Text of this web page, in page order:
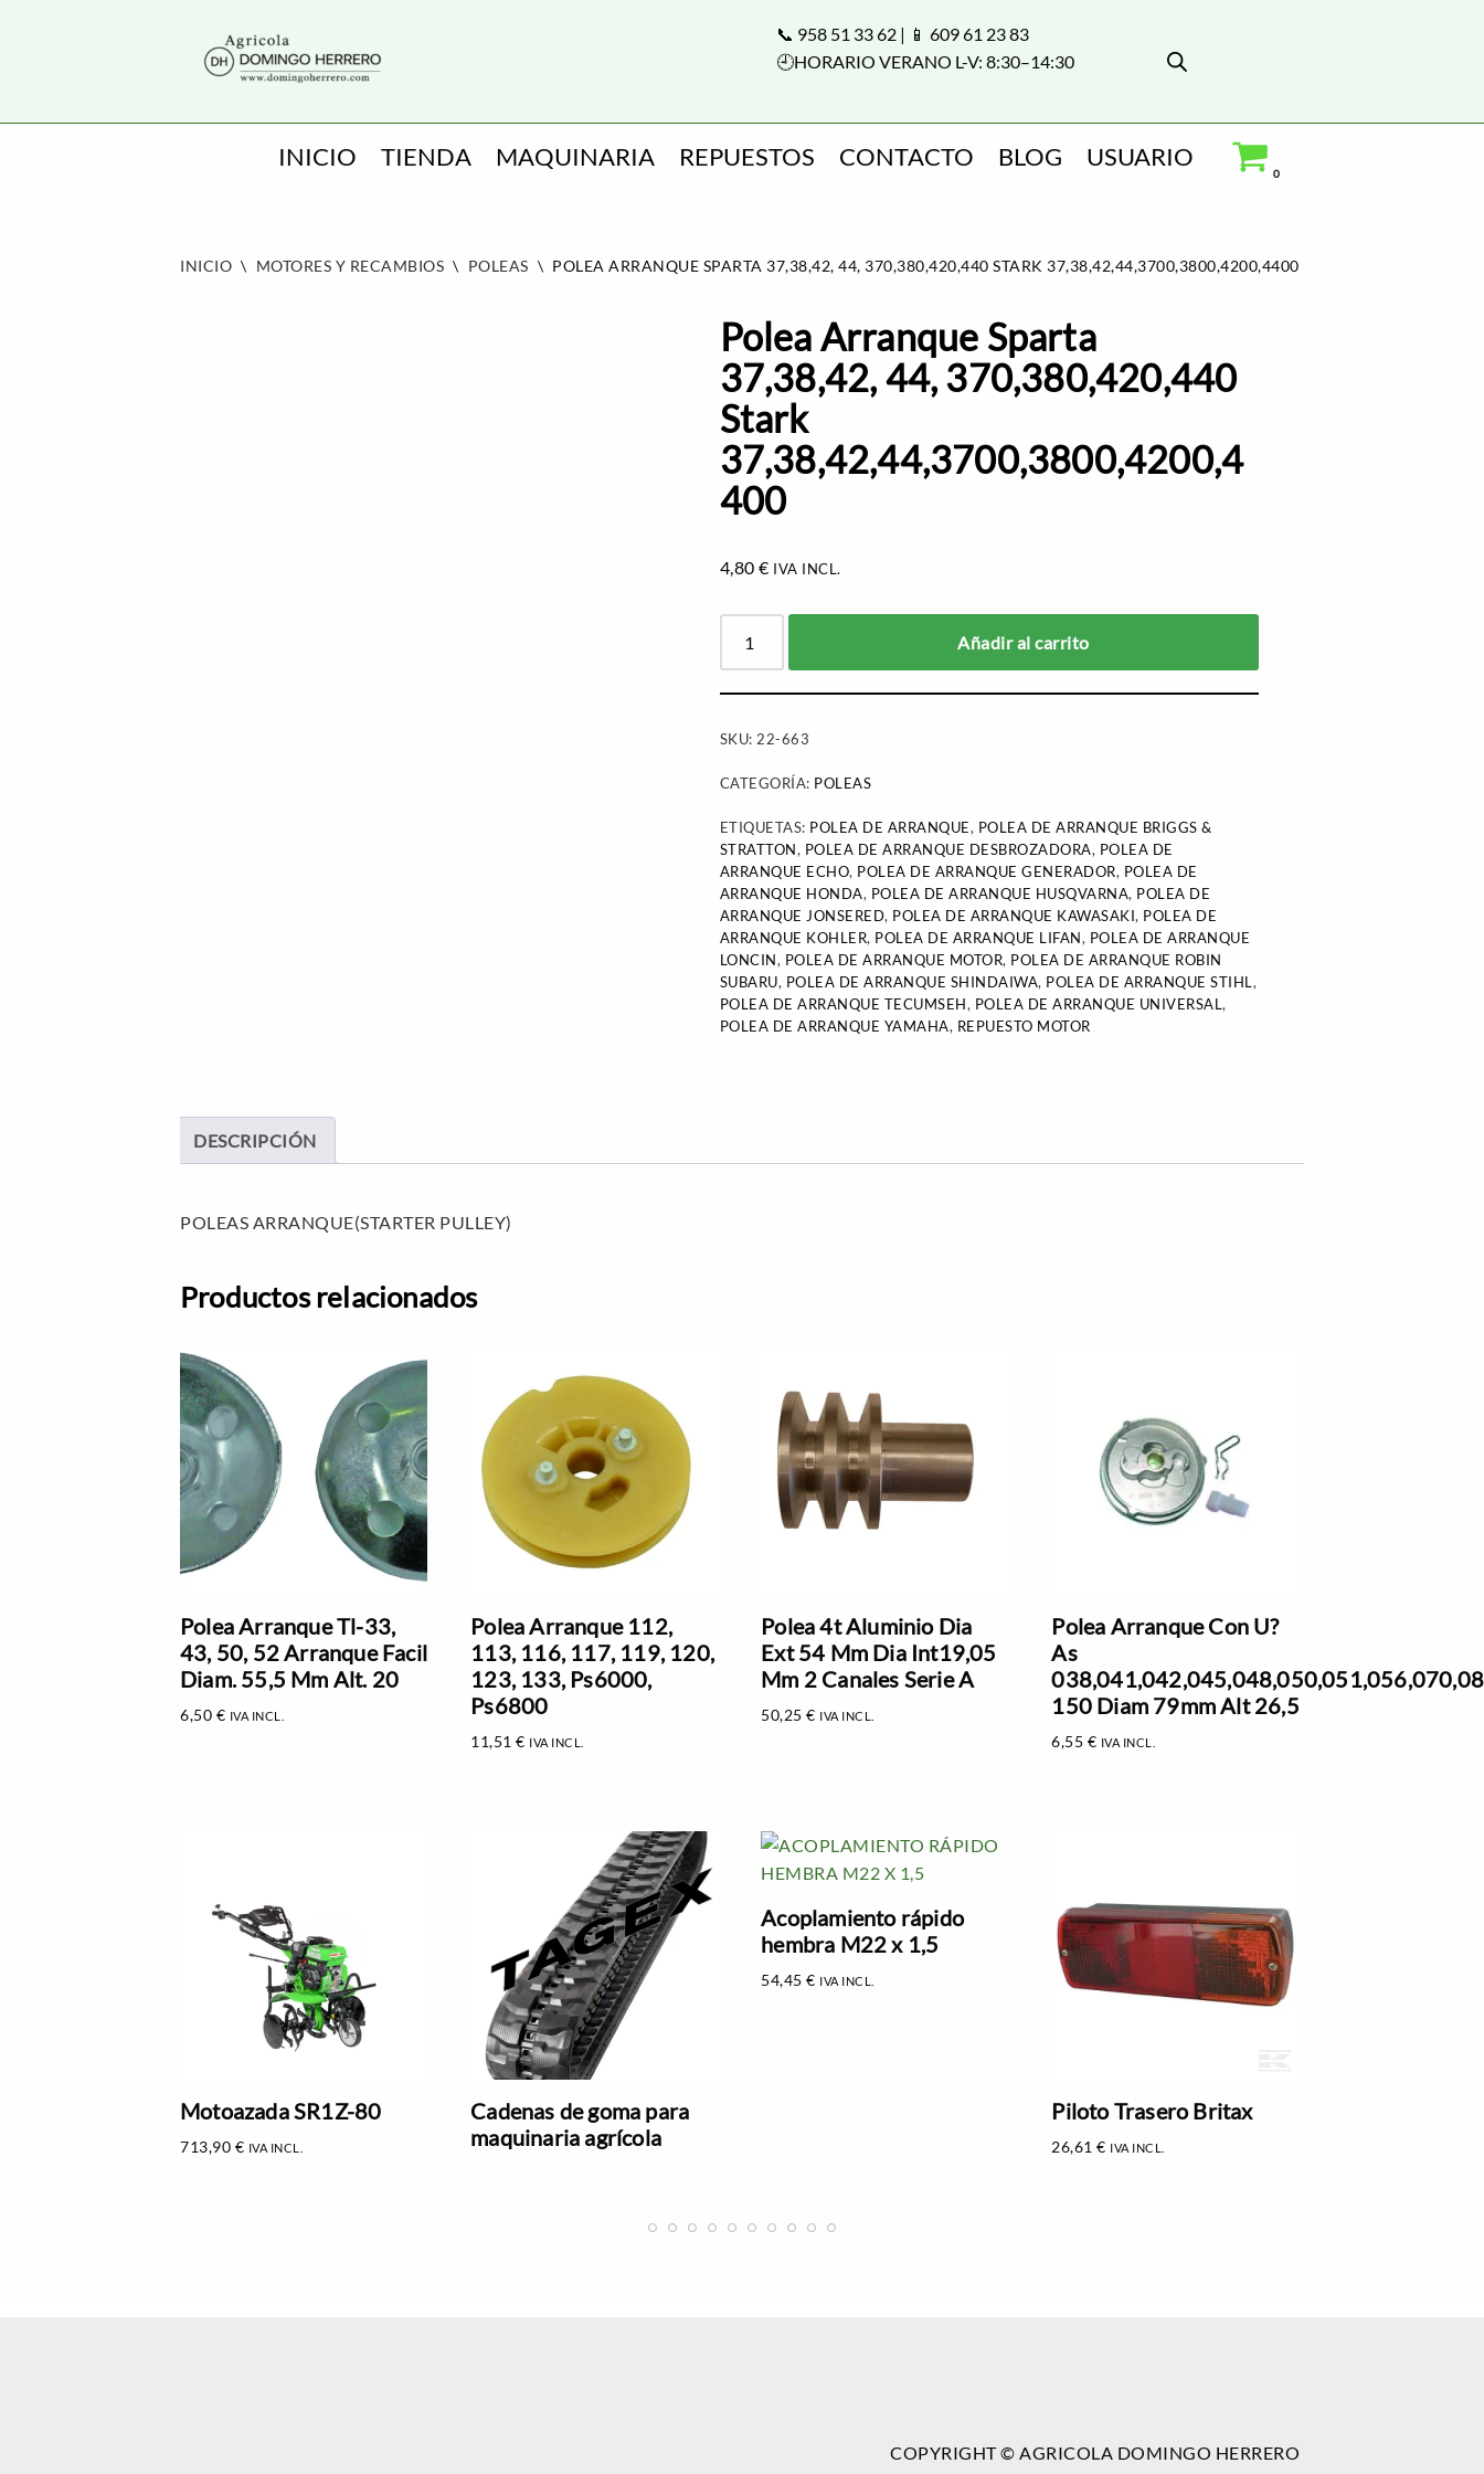
📞 958 51 33 62 | 📱 609 61 23 83
🕘HORARIO VERANO L-V: 8:30–14:30
INICIO TIENDA MAQUINARIA REPUESTOS CONTACTO BLOG USUARIO
0
INICIO \ MOTORES Y RECAMBIOS \ POLEAS \ POLEA ARRANQUE SPARTA 37,38,42, 44, 370,380,420,440 STARK 37,38,42,44,3700,3800,4200,4400
Polea Arranque Sparta
37,38,42, 44, 370,380,420,440
Stark
37,38,42,44,3700,3800,4200,4
400
4,80€ IVA INCL.
Añadir al carrito
SKU: 22-663
CATEGORÍA: POLEAS
ETIQUETAS: POLEA DE ARRANQUE, POLEA DE ARRANQUE BRIGGS &
STRATTON, POLEA DE ARRANQUE DESBROZADORA, POLEA DE
ARRANQUE ECHO, POLEA DE ARRANQUE GENERADOR, POLEA DE
ARRANQUE HONDA, POLEA DE ARRANQUE HUSQVARNA, POLEA DE
ARRANQUE JONSERED, POLEA DE ARRANQUE KAWASAKI, POLEA DE
ARRANQUE KOHLER, POLEA DE ARRANQUE LIFAN, POLEA DE ARRANQUE
LONCIN, POLEA DE ARRANQUE MOTOR, POLEA DE ARRANQUE ROBIN
SUBARU, POLEA DE ARRANQUE SHINDAIWA, POLEA DE ARRANQUE STIHL,
POLEA DE ARRANQUE TECUMSEH, POLEA DE ARRANQUE UNIVERSAL,
POLEA DE ARRANQUE YAMAHA, REPUESTO MOTOR
DESCRIPCIÓN
POLEAS ARRANQUE(STARTER PULLEY)
Productos relacionados
Polea Arranque Tl-33,
43, 50, 52 Arranque Facil
Diam. 55,5 Mm Alt. 20
6,50 € IVA INCL.
Polea Arranque 112,
113, 116, 117, 119, 120,
123, 133, Ps6000,
Ps6800
11,51€ IVA INCL.
Polea 4t Aluminio Dia
Ext 54 Mm Dia Int19,05
Mm 2 Canales Serie A
50,25€ IVA INCL.
Polea Arranque Con U?
As
150 Diam 79mm Alt 26,5
6,55 € IVA INCL.
Motoazada SR1Z-80
713,90 € IVA INCL.
Cadenas de goma para
maquinaria agrícola
Acoplamiento rápido
hembra M22 x 1,5
54,45€ IVA INCL.
Piloto Trasero Britax
26,61€ IVA INCL.
COPYRIGHT © AGRICOLA DOMINGO HERRERO